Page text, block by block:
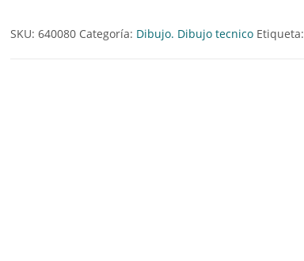
SKU: 640080 Categoría: Dibujo. Dibujo tecnico Etiqueta: